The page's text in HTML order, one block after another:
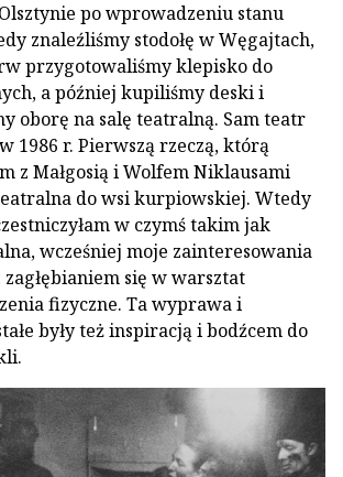
po wprowadzeniu stanu
znaleźliśmy stodołę w Wę­gajtach,
przygotowaliśmy klepi­sko do
a później kupiliśmy deski i
oborę na salę teatralną. Sam te­atr
w 1986 r. Pierwszą rzeczą, któ­rą
z Małgosią i Wolfem Niklausami
do wsi kur­piowskiej. Wtedy
w czymś takim jak
wcześniej moje zainteresowania
zagłębianiem się w warsztat
fizyczne. Ta wyprawa i
były też inspiracją i bodźcem do